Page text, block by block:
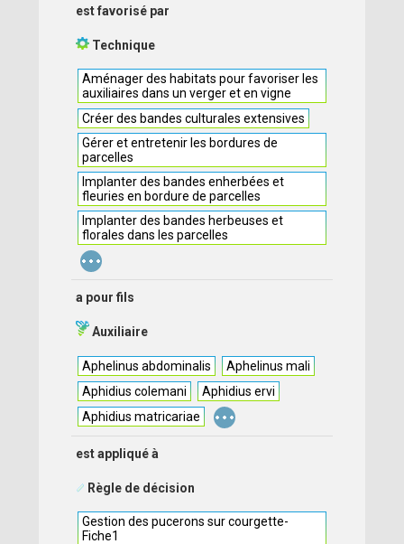
est favorisé par
Technique
Aménager des habitats pour favoriser les
auxiliaires dans un verger et en vigne
Créer des bandes culturales extensives
Gérer et entretenir les bordures de
parcelles
Implanter des bandes enherbées et
fleuries en bordure de parcelles
Implanter des bandes herbeuses et
florales dans les parcelles
...
a pour fils
Auxiliaire
Aphelinus abdominalis
Aphelinus mali
Aphidius colemani
Aphidius ervi
Aphidius matricariae
...
est appliqué à
Règle de décision
Gestion des pucerons sur courgette-
Fiche1